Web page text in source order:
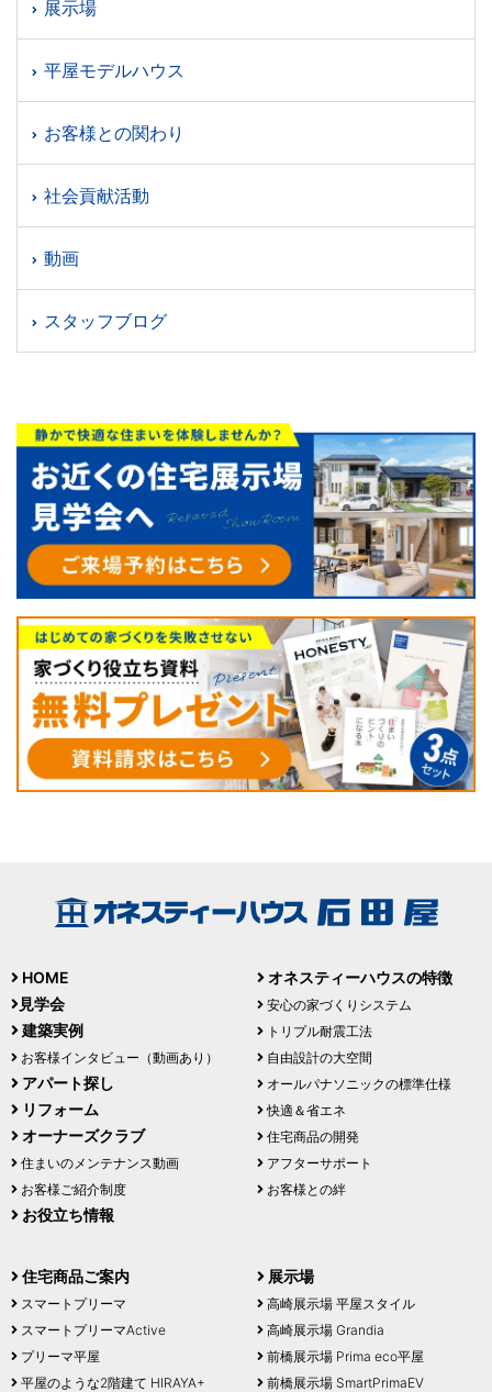
展示場
平屋モデルハウス
お客様との関わり
社会貢献活動
動画
スタッフブログ
HOME
見学会
建築実例
お客様インタビュー（動画あり）
アパート探し
リフォーム
オーナーズクラブ
住まいのメンテナンス動画
お客様ご紹介制度
お役立ち情報
オネスティーハウスの特徴
安心の家づくりシステム
トリプル耐震工法
自由設計の大空間
オールパナソニックの標準仕様
快適＆省エネ
住宅商品の開発
アフターサポート
お客様との絆
住宅商品ご案内
スマートプリーマ
スマートプリーマActive
プリーマ平屋
平屋のような2階建て HIRAYA+
展示場
高崎展示場 平屋スタイル
高崎展示場 Grandia
前橋展示場 Prima eco平屋
前橋展示場 SmartPrimaEV